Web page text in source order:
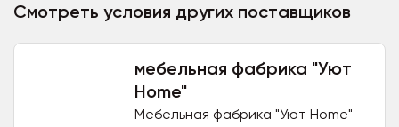
Смотреть условия других поставщиков
мебельная фабрика "Уют
Home"
Мебельная фабрика "Уют Home"